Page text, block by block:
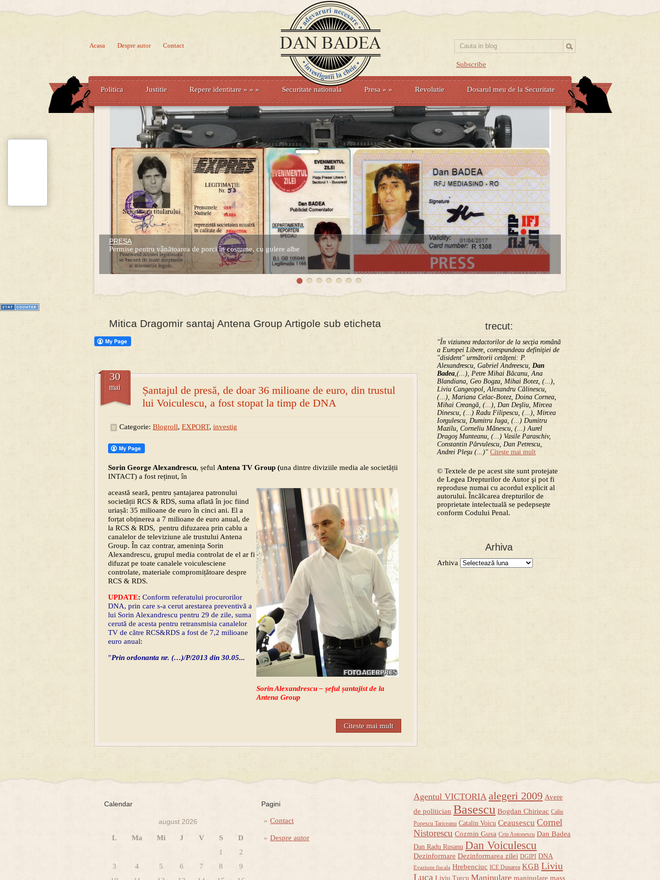
Subscribe
Acasa Despre autor Contact
Politica Justitie Repere identitare » » » Securitate nationala Presa » » Revolutie Dosarul meu de la Securitate
PRESA
Permise pentru vânătoarea de porci în costume, cu gulere albe
Prima mea carte publicata (Nemira)
Averea Presedintelui: prima lucrare despre controversatele conturi secrete ale Securitatii.
trecut:
"În viziunea redactorilor de la secţia română
a Europei Libere, corespundeau definiţiei de
"disident" următorii ce­tă­ţeni: P.
Alexandrescu, Gabriel Andreescu, Dan
Badea,(...), Petre Mihai Băcanu, Ana
Blandiana, Geo Bogza, Mihai Botez, (...),
Liviu Cangeopol, Alexandru Călinescu,
(...), Mariana Celac-Botez, Doina Cornea,
Mihai Creangă, (...), Dan Deşliu, Mircea
Dinescu, (...) Radu Filipescu, (...), Mircea
Iorgulescu, Dumitru Iuga, (...) Dumitru
Mazilu, Corneliu Mănescu, (...) Aurel
Dragoş Munteanu, (...) Vasile Paraschiv,
Constantin Pârvulescu, Dan Petrescu,
Andrei Pleşu (...)" Citeşte mai mult
© Textele de pe acest site sunt protejate
de Legea Drepturilor de Autor şi pot fi
reproduse numai cu acordul explicit al
autorului. Încălcarea drepturilor de
proprietate intelectuală se pedepseşte
conform Codului Penal.
Arhiva
Arhiva
Mitica Dragomir santaj Antena Group Artigole sub eticheta
Șantajul de presă, de doar 36 milioane de euro, din trustul
lui Voiculescu, a fost stopat la timp de DNA
30
mai
Categorie: Blogroll, EXPORT, investig
Sorin George Alexandrescu, șeful Antena TV Group (una dintre diviziile media ale societății
INTACT) a fost reținut, în
Sorin Alexandrescu – șeful șantajist de la
Antena Group
această seară, pentru șantajarea patronului
societății RCS & RDS, suma aflată în joc fiind
uriașă: 35 milioane de euro în cinci ani. El a
forțat obținerea a 7 milioane de euro anual, de
la RCS & RDS, pentru difuzarea prin cablu a
canalelor de televiziune ale trustului Antena
Group. În caz contrar, amenința Sorin
Alexandrescu, grupul media controlat de el ar fi
difuzat pe toate canalele voiculesciene
controlate, materiale compromițătoare despre
RCS & RDS.
UPDATE: Conform referatului procurorilor
DNA, prin care s-a cerut arestarea preventivă a
lui Sorin Alexandrescu pentru 29 de zile, suma
cerută de acesta pentru retransmisia canalelor
TV de către RCS&RDS a fost de 7,2 milioane
euro anual:
”Prin ordonanta nr. (…)/P/2013 din 30.05...
Citeste mai mult
Calendar
august 2026
L Ma Mi J V S
D
1
2
3
4 5 6 7 8
9
Pagini
Contact
Despre autor
Agentul VICTORIA alegeri 2009 Avere
de politician Basescu Bogdan Chirieac Calin
Popescu Tariceanu Catalin Voicu Ceausescu Cornel
Nistorescu Cozmin Gusa Crin Antonescu Dan Badea
Dan Radu Rusanu Dan Voiculescu
Dezinformare Dezinformarea zilei DGIPI DNA
Evaziune fiscala Hrebenciuc ICE Dunarea KGB Liviu
Luca Liviu Turcu Manipulare manipulare mass